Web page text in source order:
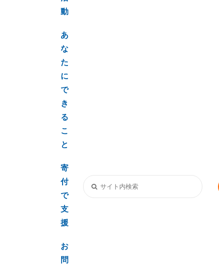
動
あ
な
た
に
で
き
る
こ
と
寄
付
で
支
援
お
問